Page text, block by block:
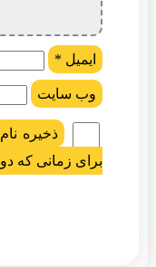
ایمیل *
وب‌ سایت
ذخیره
برای زمانی که